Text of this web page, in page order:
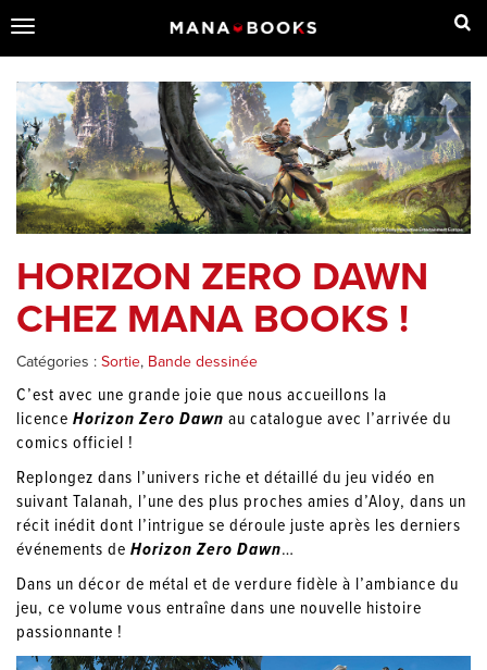
Toggle
navigation
HORIZON ZERO DAWN
CHEZ MANA BOOKS !
Catégories : Sortie, Bande dessinée
C’est avec une grande joie que nous accueillons la
licence Horizon Zero Dawn au catalogue avec l’arrivée du
comics officiel !
Replongez dans l’univers riche et détaillé du jeu vidéo en
suivant Talanah, l’une des plus proches amies d’Aloy, dans un
récit inédit dont l’intrigue se déroule juste après les derniers
événements de Horizon Zero Dawn…
Dans un décor de métal et de verdure fidèle à l’ambiance du
jeu, ce volume vous entraîne dans une nouvelle histoire
passionnante !